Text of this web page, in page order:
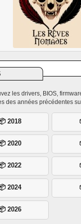
les drivers, BIOS,
des années précédentes
2018
2020
2022
2024
2026